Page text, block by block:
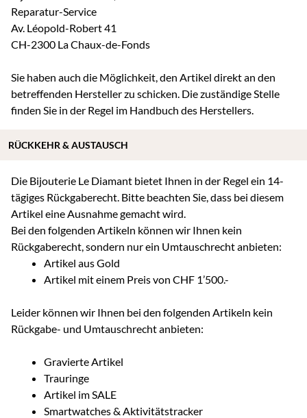
Reparatur-Service
Av. Léopold-Robert 41
CH-2300 La Chaux-de-Fonds
Sie haben auch die Möglichkeit, den Artikel direkt an den
betreffenden Hersteller zu schicken. Die zuständige Stelle
finden Sie in der Regel im Handbuch des Herstellers.
Die Bijouterie Le Diamant bietet Ihnen in der Regel ein 14-
tägiges Rückgaberecht. Bitte beachten Sie, dass bei diesem
Artikel eine Ausnahme gemacht wird.
Bei den folgenden Artikeln können wir Ihnen kein
Rückgaberecht, sondern nur ein Umtauschrecht anbieten:
Artikel aus Gold
Artikel mit einem Preis von CHF 1’500.-
Leider können wir Ihnen bei den folgenden Artikeln kein
Rückgabe- und Umtauschrecht anbieten:
Gravierte Artikel
Trauringe
Artikel im SALE
Smartwatches & Aktivitätstracker
RÜCKKEHR & AUSTAUSCH